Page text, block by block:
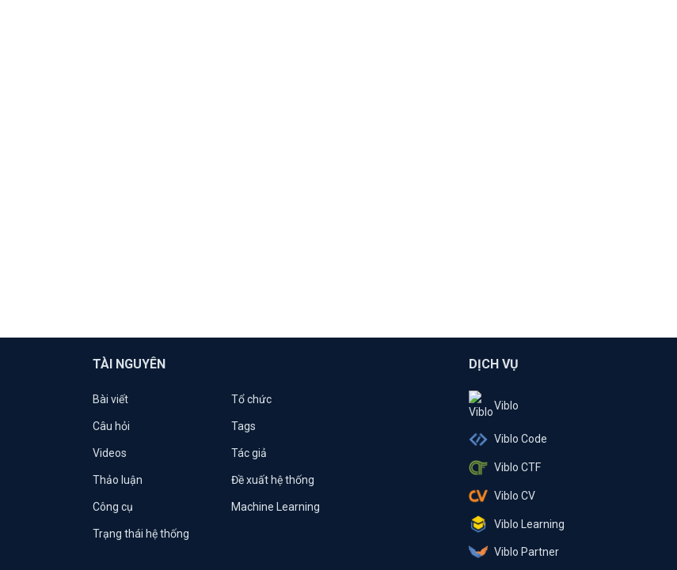
TÀI NGUYÊN
Bài viết Tổ chức
Câu hỏi Tags
Videos Tác giả
Thảo luận Đề xuất hệ thống
Công cụ Machine Learning
Trạng thái hệ thống
DỊCH VỤ
Viblo
Viblo Code
Viblo CTF
Viblo CV
Viblo Learning
Viblo Partner